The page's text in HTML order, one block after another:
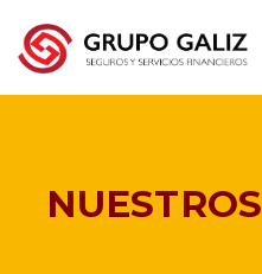
NUESTROS